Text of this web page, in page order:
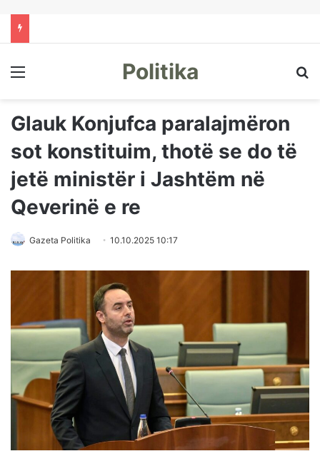
Menu Politika
Glauk Konjufca paralajmëron
sot konstituim, thotë se do të
jetë ministër i Jashtëm në
Qeverinë e re
Gazeta Politika 10.10.2025 10:17